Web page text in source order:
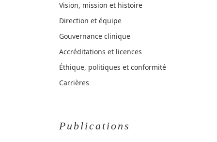
Vision, mission et histoire
Direction et équipe
Gouvernance clinique
Accréditations et licences
Éthique, politiques et conformité
Carrières
Publications